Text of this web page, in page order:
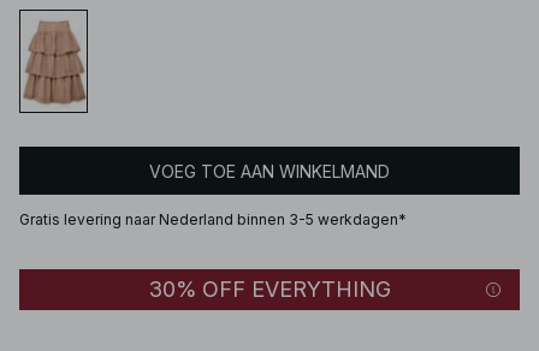
VOEG TOE AAN WINKELMAND
Gratis levering naar Nederland binnen 3-5 werkdagen*
30% OFF EVERYTHING